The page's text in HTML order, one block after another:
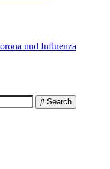
und Influenza
Search